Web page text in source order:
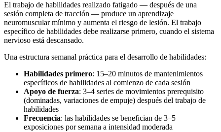
El trabajo de habilidades realizado fatigado — después de una
sesión completa de tracción — produce un aprendizaje
neuromuscular mínimo y aumenta el riesgo de lesión. El trabajo
específico de habilidades debe realizarse primero, cuando el sistema
nervioso está descansado.
Una estructura semanal práctica para el desarrollo de habilidades:
Habilidades primero: 15–20 minutos de mantenimientos
específicos de habilidades al comienzo de cada sesión
Apoyo de fuerza: 3–4 series de movimientos prerequisito
(dominadas, variaciones de empuje) después del trabajo de
habilidades
Frecuencia: las habilidades se benefician de 3–5
exposiciones por semana a intensidad moderada